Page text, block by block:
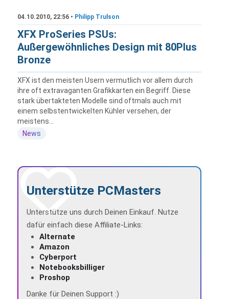
04.10.2010, 22:56 • Philipp Trulson
XFX ProSeries PSUs:
Außergewöhnliches Design mit 80Plus
Bronze
XFX ist den meisten Usern vermutlich vor allem durch
ihre oft extravaganten Grafikkarten ein Begriff. Diese
stark übertakteten Modelle sind oftmals auch mit
einem selbstentwickelten Kühler versehen, der
meistens...
News
Unterstütze PCMasters
Unterstütze uns durch Deinen Einkauf. Nutze
dafür einfach diese Affiliate-Links:
Alternate
Amazon
Cyberport
Notebooksbilliger
Proshop
Danke für Deinen Support :)